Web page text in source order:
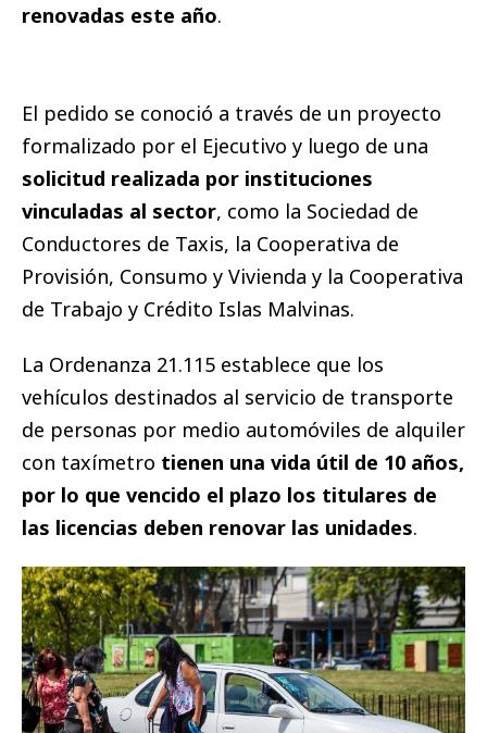
renovadas este año.
El pedido se conoció a través de un proyecto
formalizado por el Ejecutivo y luego de una
solicitud realizada por instituciones
vinculadas al sector, como la Sociedad de
Conductores de Taxis, la Cooperativa de
Provisión, Consumo y Vivienda y la Cooperativa
de Trabajo y Crédito Islas Malvinas.
La Ordenanza 21.115 establece que los
vehículos destinados al servicio de transporte
de personas por medio automóviles de alquiler
con taxímetro tienen una vida útil de 10 años,
por lo que vencido el plazo los titulares de
las licencias deben renovar las unidades.